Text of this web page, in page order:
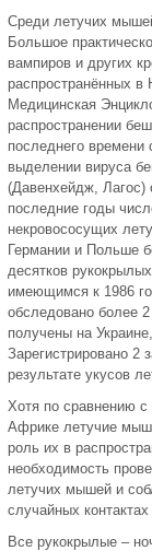
Среди летучих
Большое
вампиров и других
распространённых
Медицинская
распространении
последнего
выделении вируса
(Давенхейдж,
последние годы
некровососущих
Германии и Польше
десятков
имеющимся к 1986
обследовано более
получены на
Зарегистрировано 2
результате укусов
Хотя по сравнению
Африке летучие
роль их в
необходимость
летучих мышей и
случайных
Все рукокрылые –